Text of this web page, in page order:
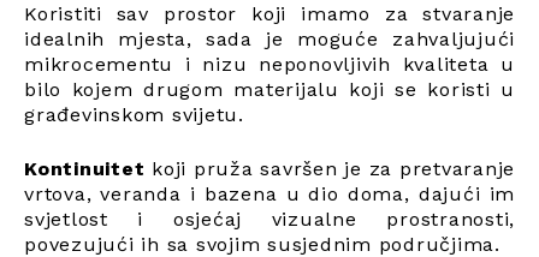
Koristiti sav prostor koji imamo za stvaranje
idealnih mjesta, sada je moguće zahvaljujući
mikrocementu i nizu neponovljivih kvaliteta u
bilo kojem drugom materijalu koji se koristi u
građevinskom svijetu.
Kontinuitet koji pruža savršen je za pretvaranje
vrtova, veranda i bazena u dio doma, dajući im
svjetlost i osjećaj vizualne prostranosti,
povezujući ih sa svojim susjednim područjima.